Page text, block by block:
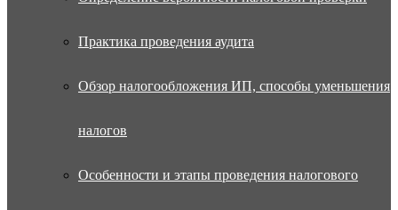
Практика проведения аудита
Обзор налогообложения ИП, способы уменьшения
налогов
Особенности и этапы проведения налогового